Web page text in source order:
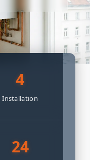
4
Installation
24